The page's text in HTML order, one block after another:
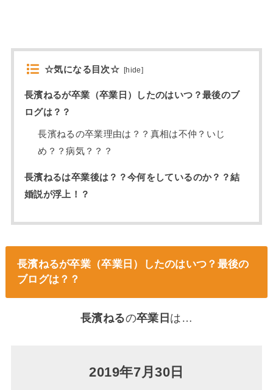
☆気になる目次☆ [hide]
長濱ねるが卒業（卒業日）したのはいつ？最後のブ
ログは？？
長濱ねるの卒業理由は？？真相は不仲？いじ
め？？病気？？？
長濱ねるは卒業後は？？今何をしているのか？？結
婚説が浮上！？
長濱ねるが卒業（卒業日）したのはいつ？最後の
ブログは？？
長濱ねるの卒業日 は…
2019年7月30日